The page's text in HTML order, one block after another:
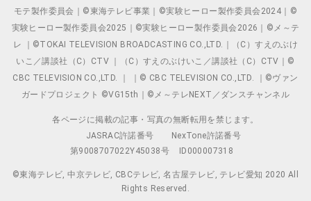
モテ製作委員会｜©東海テレビ事業｜©実験ヒーロー製作委員会2024｜©
実験ヒーロー製作委員会2025｜©実験ヒーロー製作委員会2026｜©メ～テ
レ ｜©TOKAI TELEVISION BROADCASTING CO.,LTD.｜（C）すえのぶけ
いこ／講談社（C）CTV ｜（C）すえのぶけいこ／講談社（C）CTV｜©
CBC TELEVISION CO.,LTD. ｜ ｜© CBC TELEVISION CO.,LTD. ｜©ヴァン
ガードプロジェクト ©VG15th｜©メ～テレNEXT／ダンスチャンネル
各ページに掲載の記事・写真の無断転用を禁じます。
JASRAC許諾番号
NexTone許諾番号
第9008707022Y45038号
ID000007318
©東海テレビ, 中京テレビ, CBCテレビ, 名古屋テレビ, テレビ愛知 2020 All
Rights Reserved.